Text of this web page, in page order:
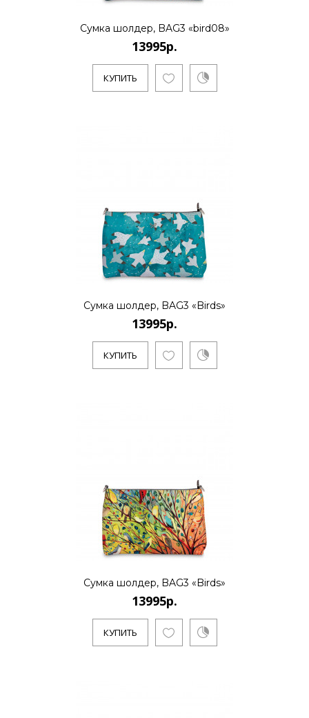
Сумка шолдер, BAG3 «bird08»
13995р.
КУПИТЬ
Сумка шолдер, BAG3 «Birds»
13995р.
КУПИТЬ
Сумка шолдер, BAG3 «Birds»
13995р.
КУПИТЬ